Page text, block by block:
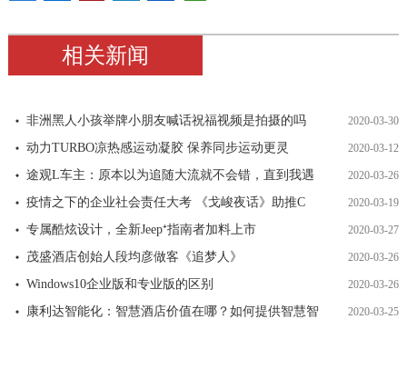
相关新闻
非洲黑人小孩举牌小朋友喊话祝福视频是拍摄的吗 2020-03-30
动力TURBO凉热感运动凝胶 保养同步运动更灵 2020-03-12
途观L车主：原本以为追随大流就不会错，直到我遇 2020-03-26
疫情之下的企业社会责任大考 《戈峻夜话》助推C 2020-03-19
专属酷炫设计，全新Jeep⁺指南者加料上市 2020-03-27
茂盛酒店创始人段均彦做客《追梦人》 2020-03-26
Windows10企业版和专业版的区别 2020-03-26
康利达智能化：智慧酒店价值在哪？如何提供智慧智 2020-03-25